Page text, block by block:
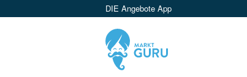
DIE Angebote App